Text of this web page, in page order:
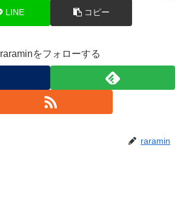
LINE コピー
raraminをフォローする
raramin